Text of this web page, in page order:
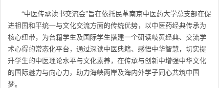
“中医传承读书交流会”旨在依托民革南京中医药大学总支部在促
进祖国和平统一与文化交流方面的传统优势，以中医药经典传承为
核心纽带，为台籍学生及国际学生搭建一个研读岐黄经典、交流学
术心得的常态化平台，通过深读中医典籍、感悟中华智慧，切实提
升学生的中医理论水平与文化素养，在传承与创新中增强中华文化
的国际魅力与向心力，助力海峡两岸及海内外学子同心共筑中国
梦。